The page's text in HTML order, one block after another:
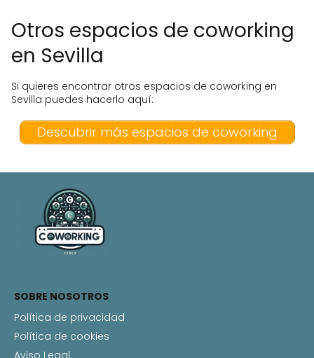
Otros espacios de coworking
en Sevilla
Si quieres encontrar otros espacios de coworking en
Sevilla puedes hacerlo aquí:
Descubrir más espacios de coworking
SOBRE NOSOTROS
Política de privacidad
Política de cookies
Aviso Legal